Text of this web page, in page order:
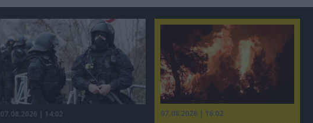
07.08.2026 | 16:02
07.08.2026 | 14:02